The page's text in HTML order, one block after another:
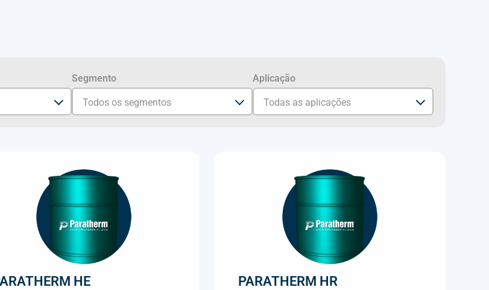
Segmento Aplicação
HE PARATHERM HR